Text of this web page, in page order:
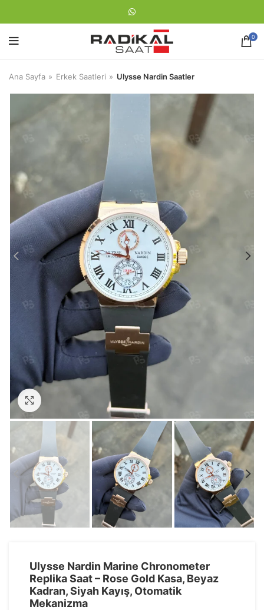
0
Ana Sayfa Erkek Saatleri Ulysse Nardin Saatler
Ulysse Nardin Marine Chronometer
Replika Saat – Rose Gold Kasa, Beyaz
Kadran, Siyah Kayış, Otomatik
Mekanizma